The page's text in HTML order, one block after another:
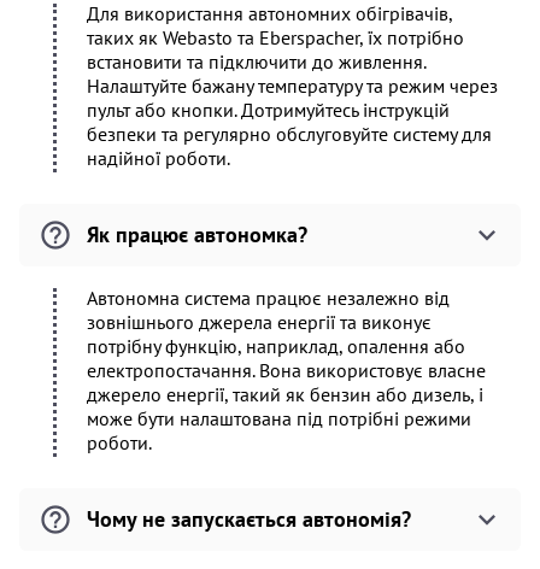
Для використання автономних обігрівачів,
таких як Webasto та Eberspacher, їх потрібно
встановити та підключити до живлення.
Налаштуйте бажану температуру та режим через
пульт або кнопки. Дотримуйтесь інструкцій
безпеки та регулярно обслуговуйте систему для
надійної роботи.
Як працює автономка?
Автономна система працює незалежно від
зовнішнього джерела енергії та виконує
потрібну функцію, наприклад, опалення або
електропостачання. Вона використовує власне
джерело енергії, такий як бензин або дизель, і
може бути налаштована під потрібні режими
роботи.
Чому не запускається автономія?